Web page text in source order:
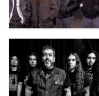
b
o
o
k